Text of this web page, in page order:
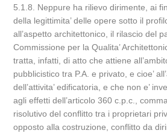
5.1.8. Neppure ha rilievo dirimente, ai
della legittimita’ delle opere sotto il
all’aspetto architettonico, il rilascio del
Commissione per la Qualita’
tratta, infatti, di atto che attiene
pubblicistico tra P.A. e privato, e cioe’
dell’attivita’ edificatoria, e che non e’
agli effetti dell’articolo 360 c.p.c.,
risolutivo del conflitto tra i proprietari
opposto alla costruzione, conflitto da